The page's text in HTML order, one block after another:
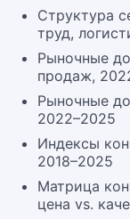
Структура
труд,
Рыночные
продаж,
Рыночные
2022–2025
Индексы
2018–2025
Матрица
цена vs.